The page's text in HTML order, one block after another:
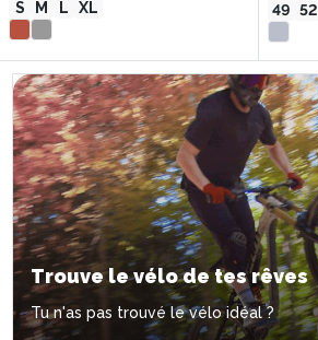
S M L XL 49 52
Trouve le vélo de tes rêves
Tu n'as pas trouvé le vélo idéal ?